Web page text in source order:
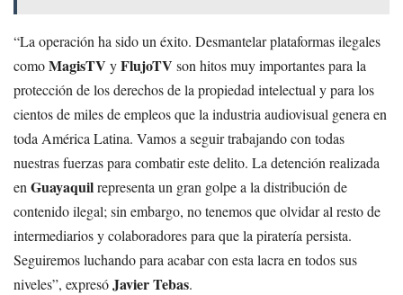
“La operación ha sido un éxito. Desmantelar plataformas ilegales
comoMagisTV yFlujoTV son hitos muy importantes para la
protección de los derechos de la propiedad intelectual y para los
cientos de miles de empleos que la industria audiovisual genera en
toda América Latina. Vamos a seguir trabajando con todas
nuestras fuerzas para combatir este delito. La detención realizada
en Guayaquilrepresenta un gran golpe a la distribución de
contenido ilegal; sin embargo, no tenemos que olvidar al resto de
intermediarios y colaboradores para que la piratería persista.
Seguiremos luchando para acabar con esta lacra en todos sus
niveles”, expresóJavier Tebas.